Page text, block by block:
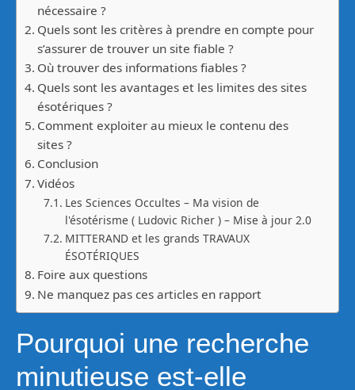
nécessaire ?
Quels sont les critères à prendre en compte pour
s’assurer de trouver un site fiable ?
Où trouver des informations fiables ?
Quels sont les avantages et les limites des sites
ésotériques ?
Comment exploiter au mieux le contenu des
sites ?
Conclusion
Vidéos
Les Sciences Occultes – Ma vision de
l'ésotérisme ( Ludovic Richer ) – Mise à jour 2.0
MITTERAND et les grands TRAVAUX
ÉSOTÉRIQUES
Foire aux questions
Ne manquez pas ces articles en rapport
Pourquoi une recherche
minutieuse est-elle